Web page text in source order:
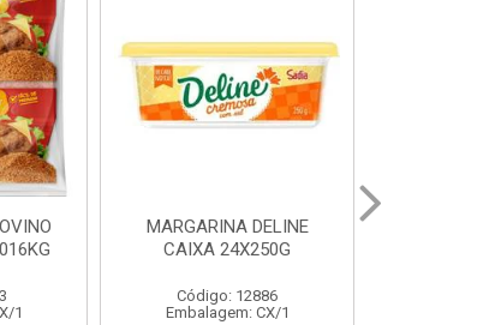
1
MARGARINA DELINE
CAIXA 12X500G
Código: 12887
Embalagem: CX/1